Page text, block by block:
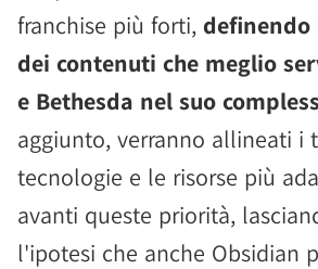
franchise più forti,
dei contenuti che meglio
e Bethesda nel suo
aggiunto, verranno allineati i
tecnologie e le risorse più
avanti queste priorità,
l'ipotesi che anche Obsidian